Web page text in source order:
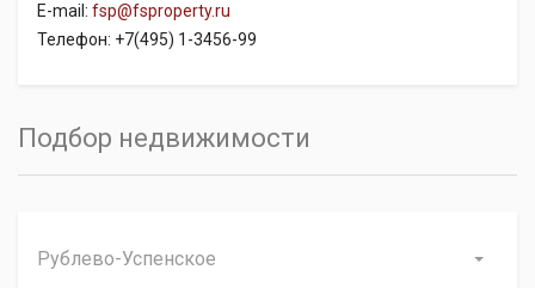
E-mail: fsp@fsproperty.ru
Телефон: +7(495) 1-3456-99
Подбор недвижимости
Рублево-Успенское